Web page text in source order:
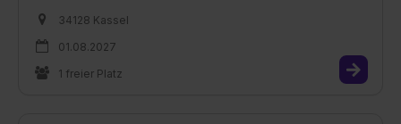
34128 Kassel
01.08.2027
1 freier Platz